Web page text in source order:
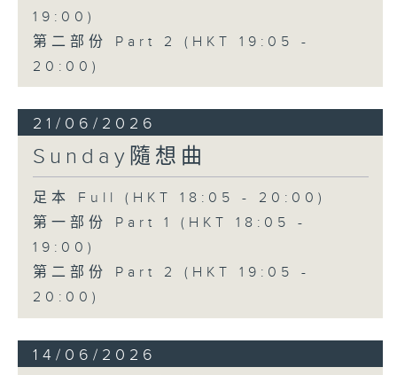
19:00)
第二部份 Part 2 (HKT 19:05 -
20:00)
21/06/2026
Sunday隨想曲
足本 Full (HKT 18:05 - 20:00)
第一部份 Part 1 (HKT 18:05 -
19:00)
第二部份 Part 2 (HKT 19:05 -
20:00)
14/06/2026